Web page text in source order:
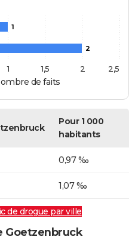
de faits
1
2
1 1,5 2 2,5
Pour 1 000
habitants
0,97 ‰
1,07 ‰
de drogue par ville
Goetzenbruck